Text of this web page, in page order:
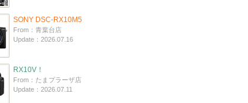
SONY DSC-RX10M5
From：青葉台店
Update：2026.07.16
RX10V！
From：たまプラーザ店
Update：2026.07.11